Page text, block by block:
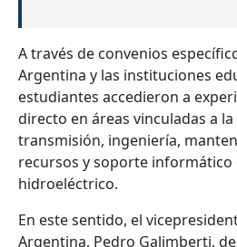
A través de convenios
Argentina y las instituciones
estudiantes accedieron a
directo en áreas vinculadas a
transmisión, ingeniería,
recursos y soporte informático
hidroeléctrico.
En este sentido, el
Argentina, Pedro Galimberti,